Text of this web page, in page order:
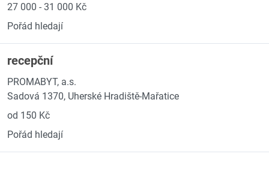
27 000 - 31 000 Kč
Pořád hledají
recepční
PROMABYT, a.s.
Sadová 1370, Uherské Hradiště-Mařatice
od 150 Kč
Pořád hledají